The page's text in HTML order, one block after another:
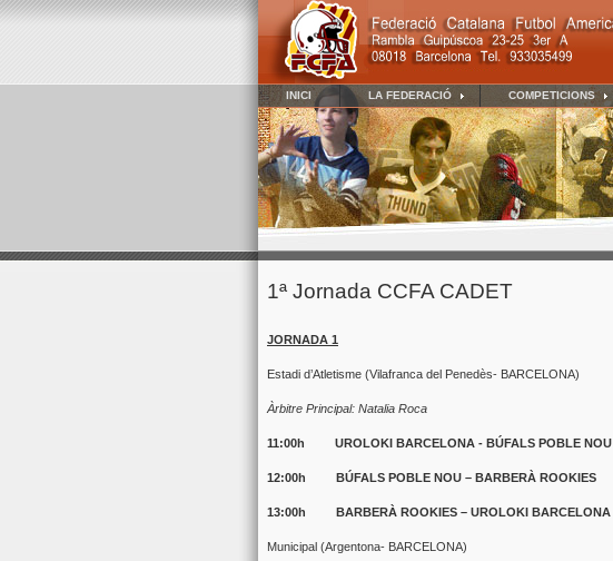
INICI LA FEDERACIÓ COMPETICIONS
1ª Jornada CCFA CADET
JORNADA 1
Estadi d’Atletisme (Vilafranca del Penedès- BARCELONA)
Àrbitre Principal: Natalia Roca
11:00h UROLOKI BARCELONA - BÚFALS POBLE NOU
12:00h BÚFALS POBLE NOU – BARBERÀ ROOKIES
13:00h BARBERÀ ROOKIES – UROLOKI BARCELONA
Municipal (Argentona- BARCELONA)